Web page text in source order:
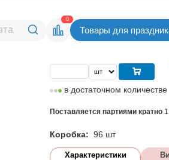
0
Товары для
Вернуться в раздел
в достаточном количестве
Поставляется партиями кратно
Коробка: 96 шт
Характеристики